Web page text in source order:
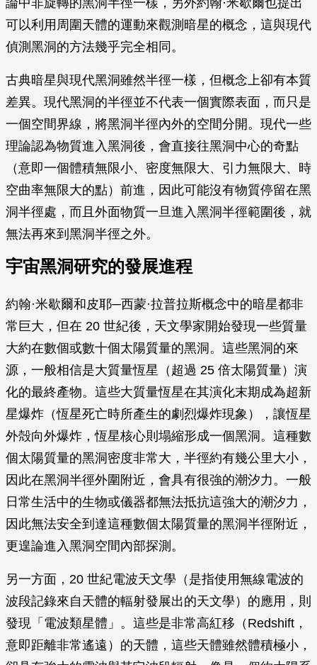
論中非旋轉的黑洞半徑一樣，另外約翰·米歇爾也提出
可以利用周圍天體的運動來觀測暗星的概念，這與現代
偵測黑洞的方法幾乎完全相同。
古典暗星與現代黑洞雖然半徑一樣，但概念上卻有本質
差異。現代黑洞的半徑並不代表一個實際表面，而只是
一個空間界線，將黑洞半徑內外的空間分開。現代一些
理論認為物質進入黑洞後，會直接往黑洞中心的奇點
（意即一個體積無限小、密度無限大、引力無限大、時
空曲率無限大的點）前進，因此可能沒有物質停留在黑
洞半徑處，而且外面物質一旦進入黑洞半徑範圍後，就
無法再來到黑洞半徑之外。
宇宙黑洞研究的發展進程
約翰·米歇爾和皮耶─西蒙·拉普拉斯概念中的暗星都非
常巨大，但在 20 世紀後，天文學家開始發現一些質量
大約在數個或數十個太陽質量的黑洞。這些黑洞的來
源，一般相信是大質量恆星（超過 25 倍太陽質量）演
化的最終產物。這些大質量恆星在其演化末期成為超新
星爆炸（恆星死亡時所產生的劇烈爆炸現象），讓恆星
外殻向外爆炸，恆星核心則塌縮形成一個黑洞。這種數
個太陽質量的黑洞密度非常大，半徑約有幾公里大小，
因此在黑洞半徑外圍附近，會具有很強的潮汐力。一般
日常生活中的生物或儀器都無法抵抗這強大的潮汐力，
因此無法安全到達這種數個太陽質量的黑洞半徑附近，
更遑論進入黑洞空間內部探測。
另一方面，20 世紀電波天文學（是指使用無線電波的
波段記錄來自天體的輻射發展出的天文學）的應用，則
發現「電波類星體」。這些是非常高紅移（Redshift，
意即距離非常遙遠）的天體，這些天體雖然體積極小，